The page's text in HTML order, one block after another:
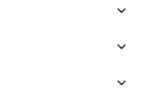


